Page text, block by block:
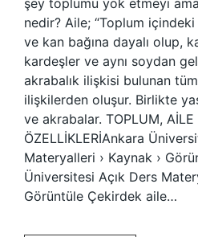
şey toplumu yok etmeyi
nedir? Aile; “Toplum
ve kan bağına dayalı olup,
kardeşler ve aynı soydan
akrabalık ilişkisi bulunan
ilişkilerden oluşur. Birlikte
ve akrabalar. TOPLUM, AİLE
ÖZELLİKLERİAnkara
Materyalleri › Kaynak ›
Üniversitesi Açık Ders
Görüntüle Çekirdek aile…